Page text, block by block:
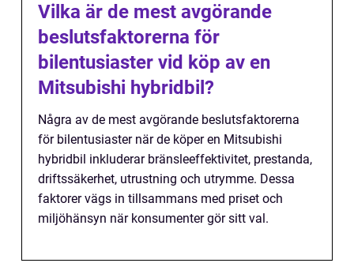
Vilka är de mest avgörande
beslutsfaktorerna för
bilentusiaster vid köp av en
Mitsubishi hybridbil?
Några av de mest avgörande beslutsfaktorerna
för bilentusiaster när de köper en Mitsubishi
hybridbil inkluderar bränsleeffektivitet, prestanda,
driftssäkerhet, utrustning och utrymme. Dessa
faktorer vägs in tillsammans med priset och
miljöhänsyn när konsumenter gör sitt val.